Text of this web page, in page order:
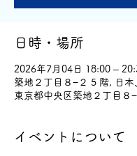
日時・場所
2026年7月04日 18:00 –
築地２丁目８−２ 5 階, 日
東京都中央区築地２丁目８
イベントについて